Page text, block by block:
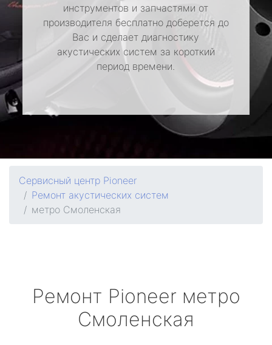
инструментов и запчастями от
производителя бесплатно доберется до
Вас и сделает диагностику
акустических систем за короткий
период времени.
Сервисный центр Pioneer
Ремонт акустических систем
метро Смоленская
Ремонт Pioneer метро
Смоленская